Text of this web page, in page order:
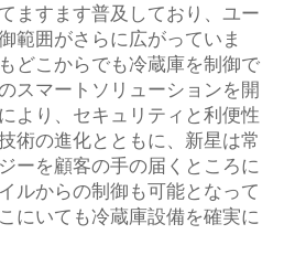
ますます普及しており、ユー
範囲がさらに広がっていま
どこからでも冷蔵庫を制御で
スマートソリューションを開
より、セキュリティと利便性
術の進化とともに、新星は常
ーを顧客の手の届くところに
ルからの制御も可能となって
にいても冷蔵庫設備を確実に